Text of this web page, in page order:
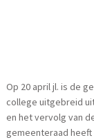
Op 20 april jl. is de
college uitgebreid
en het vervolg van
gemeenteraad